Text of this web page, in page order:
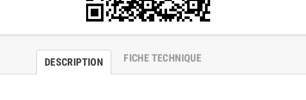
DESCRIPTION FICHE TECHNIQUE